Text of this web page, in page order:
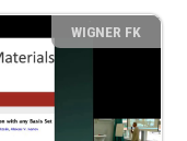
WIGNER FK